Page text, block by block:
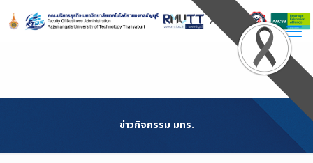
Content
ข่าวกิจกรรม มทร.